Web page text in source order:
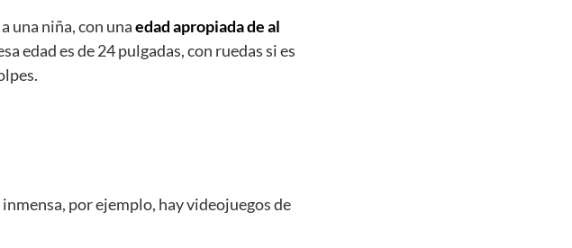
una niña, con unaedad apropiada de al
edad es de 24 pulgadas, con ruedas si es
inmensa, por ejemplo, hay videojuegos de